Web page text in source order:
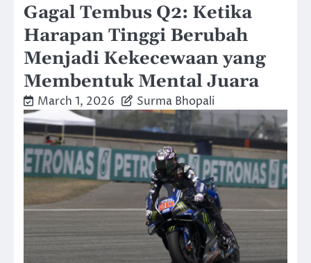
Gagal Tembus Q2: Ketika
Harapan Tinggi Berubah
Menjadi Kekecewaan yang
Membentuk Mental Juara
March 1, 2026 Surma Bhopali